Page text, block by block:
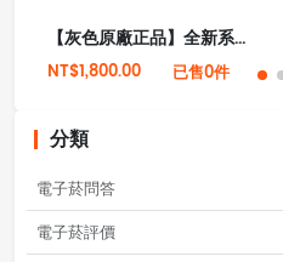
【灰色原廠正品】全新系列 Relx 6代電子菸宙斯 悅刻Infinity Pro 2六代煙機(可調大/小煙量) 支持Relx 4/5代煙彈通用 (下訂秒發貨)
NT$1,800.00 已售0件
分類
電子菸問答
電子菸評價